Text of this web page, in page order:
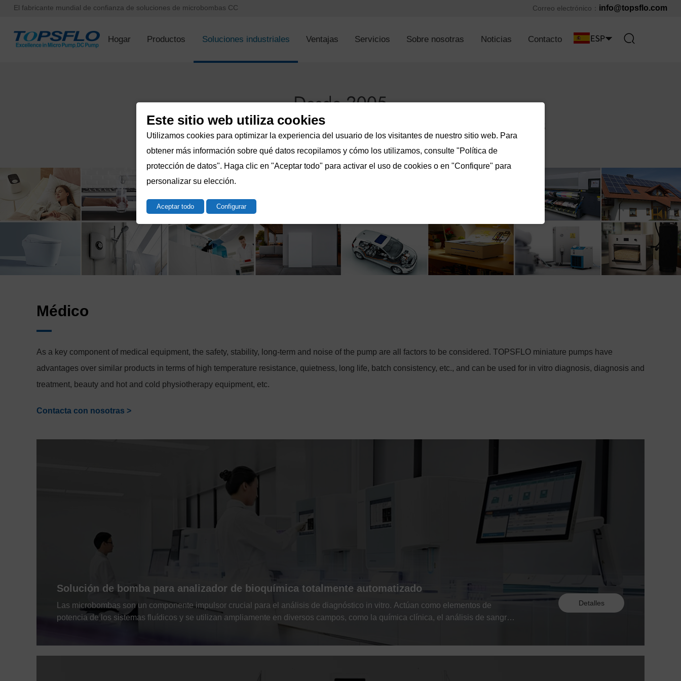
El fabricante mundial de confianza de soluciones de microbombas CC Correo electrónico： info@topsflo.com
Hogar Productos Soluciones industriales Ventajas Servicios Sobre nosotras Noticias Contacto
Médico
As a key component of medical equipment, the safety, stability, long-term and noise of the pump are all factors to be considered. TOPSFLO miniature pumps have
advantages over similar products in terms of high temperature resistance, quietness, long life, batch consistency, etc., and can be used for in vitro diagnosis, diagnosis and
treatment, beauty and hot and cold physiotherapy equipment, etc.
Contacta con nosotras >
Solución de bomba para analizador de bioquímica totalmente automatizado
Las microbombas son un componente impulsor crucial para el análisis de diagnóstico in vitro. Actúan como elementos de
potencia de los sistemas fluídicos y se utilizan ampliamente en diversos campos, como la química clínica, el análisis de sangre,
Detalles
Este sitio web utiliza cookies
Utilizamos cookies para optimizar la experiencia del usuario de los visitantes de nuestro sitio web. Para
obtener más información sobre qué datos recopilamos y cómo los utilizamos, consulte "Política de
protección de datos". Haga clic en "Aceptar todo" para activar el uso de cookies o en "Confiqure" para
personalizar su elección.
Aceptar todo Configurar